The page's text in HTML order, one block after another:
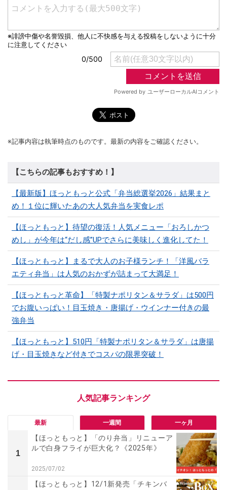
※記事内容は執筆時点のものです。最新の内容をご確認ください。
【こちらの記事もおすすめ！】
【最新版】ほっともっと公式「弁当総選挙2026」結果まと
め！１位に輝いたあの大人気弁当を実食レポ
【ほっともっと】待望の復活！人気メニュー「おろしかつ
めし」が今年は“だし感”UPでさらに美味しく進化してた！
【ほっともっと】まるで大人のお子様ランチ！「洋風バラ
エティ弁当」は人気のおかずが詰まって大満足！
【ほっともっと革命】「特製ナポリタン＆サラダ」は500円
でお腹いっぱい！目玉焼き・唐揚げ・ウインナー付きの最
強弁当
【ほっともっと】510円「特製ナポリタン＆サラダ」は唐揚
げ・目玉焼きなど付きでコスパの限界突破！
最新 一週間 一ヶ月
1
【ほっともっと】「のり弁当」リニューア
ルで白身フライが巨大化？《2025年》
2025/07/02
【ほっともっと】12/1新発売「チキンバ